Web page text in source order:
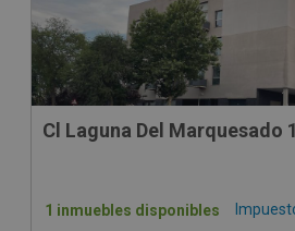
Cl Laguna Del
1 inmuebles disponibles